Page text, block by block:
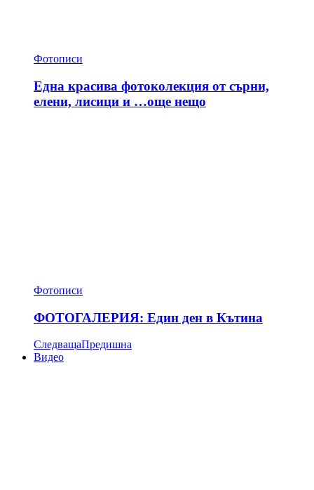
Фотописи
Една красива фотоколекция от сърни,
елени, лисици и …още нещо
Фотописи
ФОТОГАЛЕРИЯ: Един ден в Кътина
СледващаПредишна
Видео